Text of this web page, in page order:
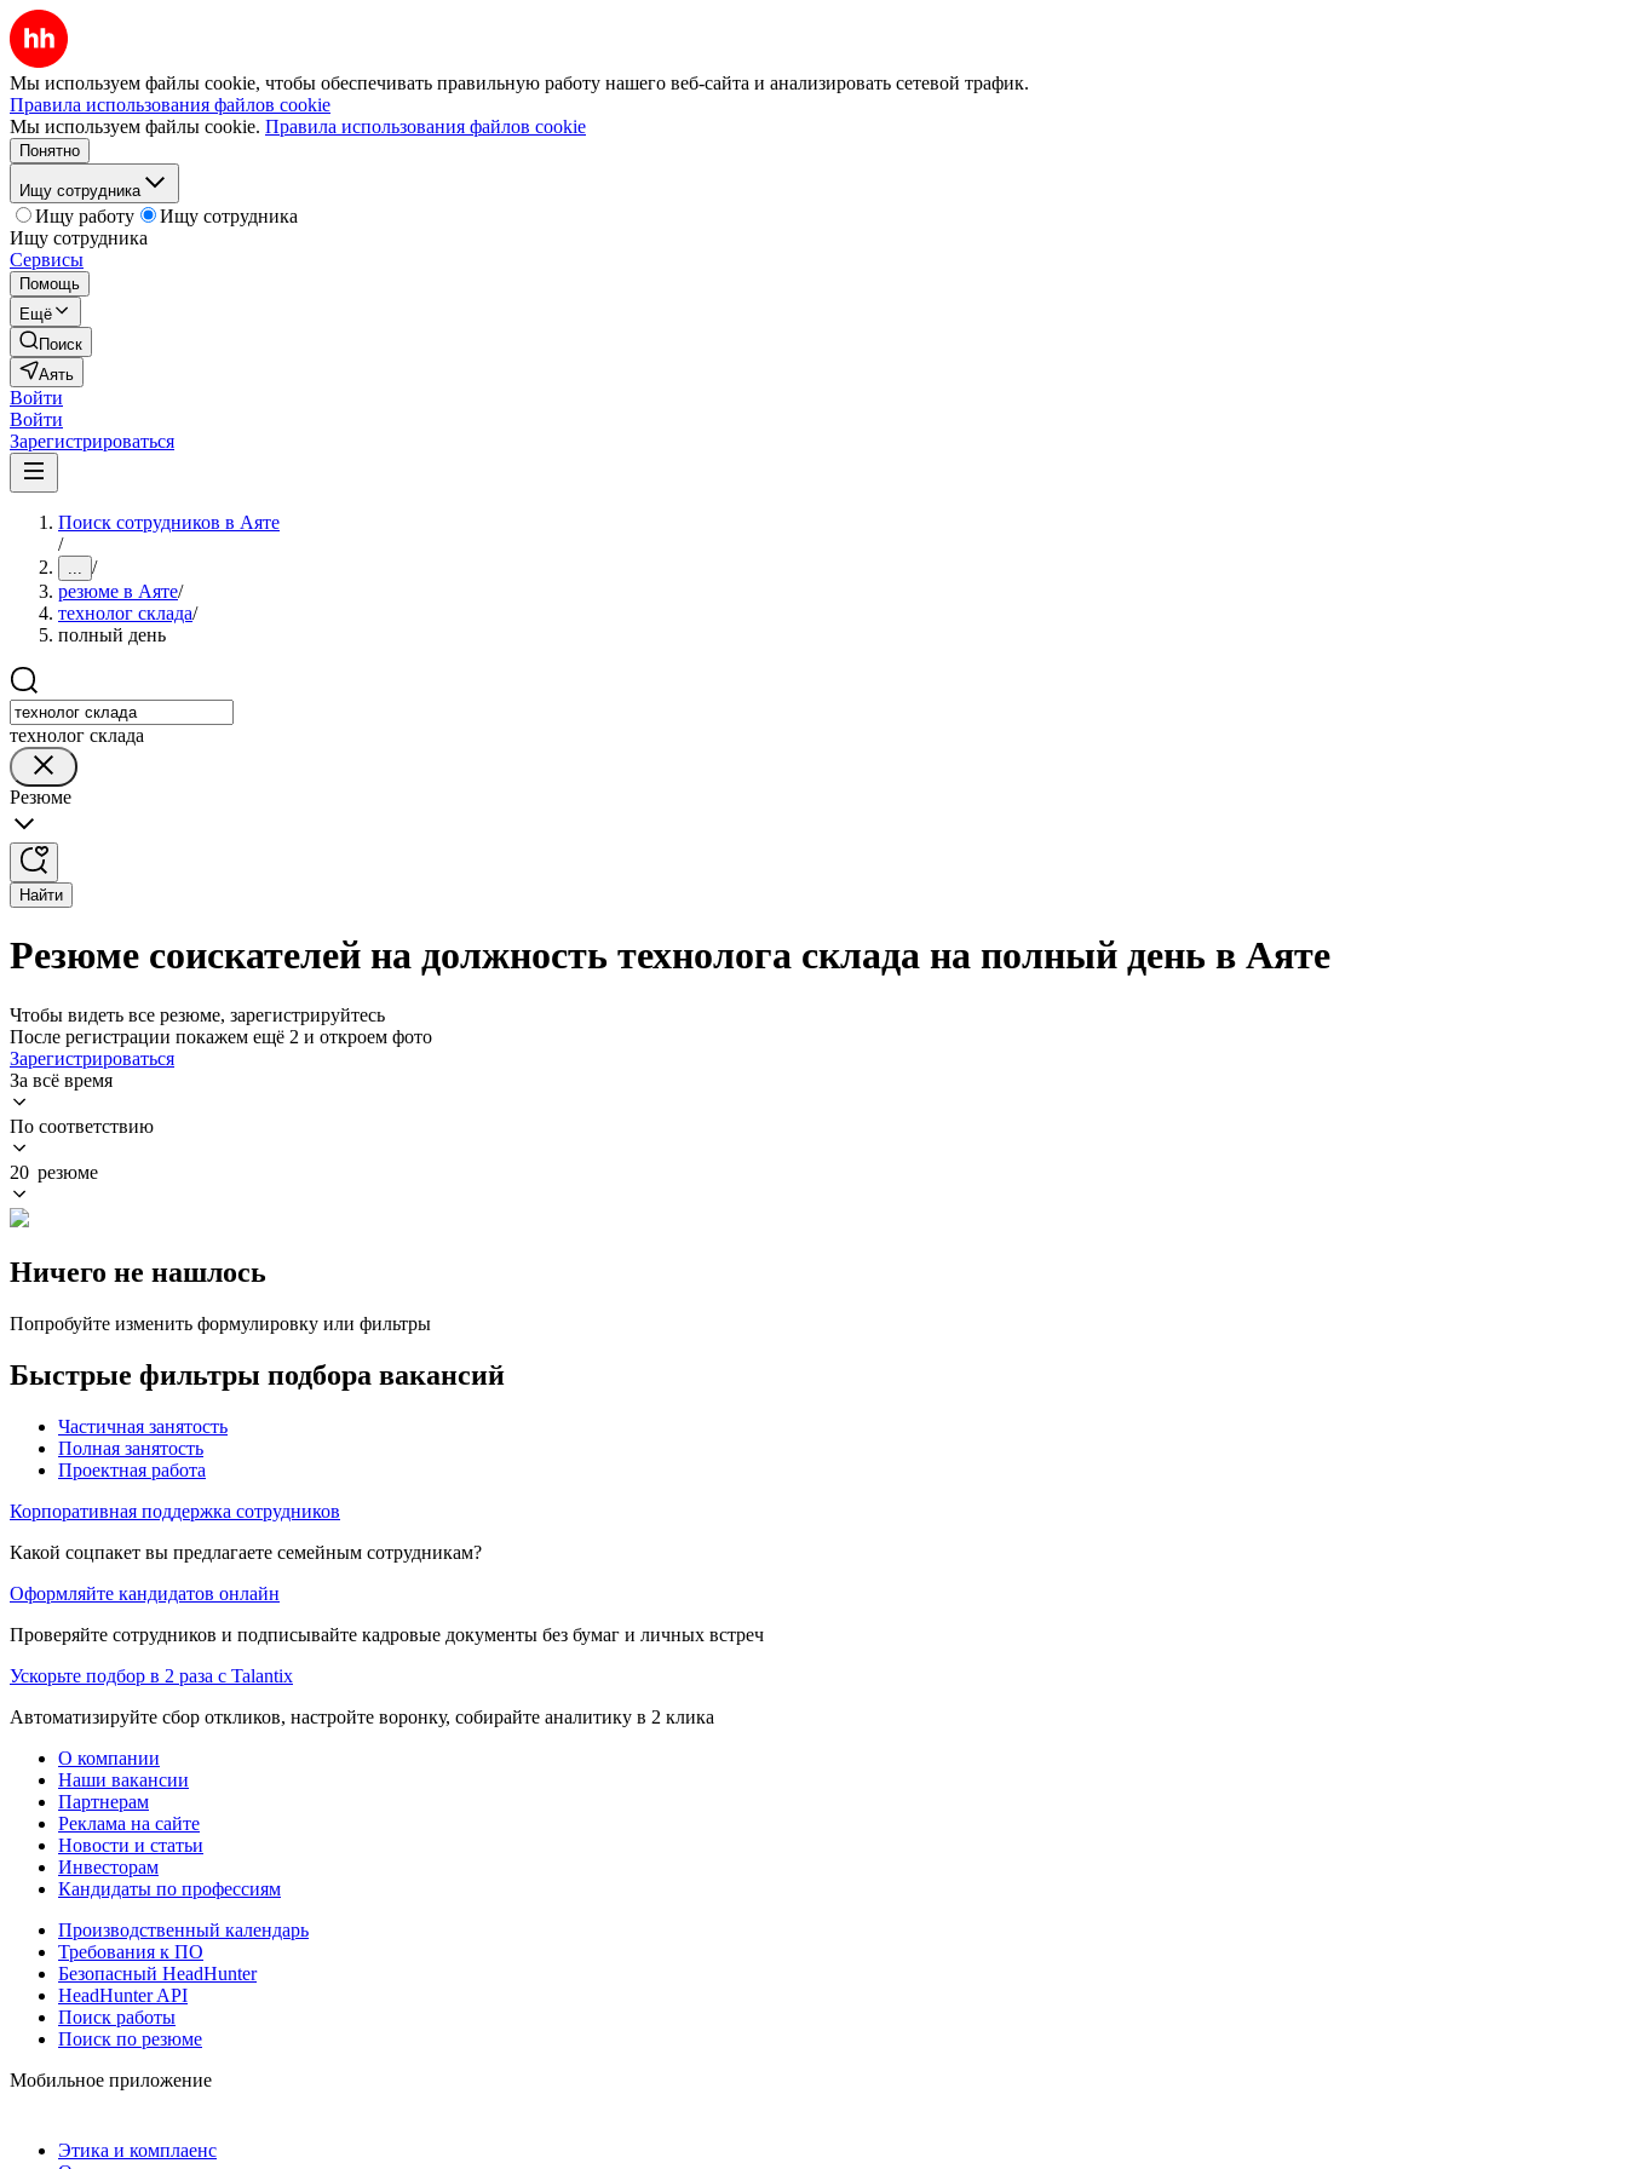
Мы используем файлы cookie, чтобы обеспечивать правильную работу нашего веб-сайта и анализировать сетевой трафик.
Правила использования файлов cookie
Мы используем файлы cookie. Правила использования файлов cookie
Понятно
Ищу сотрудника
Ищу работу
Ищу сотрудника
Ищу сотрудника
Сервисы
Помощь
Ещё
Поиск
Аять
Войти
Войти
Зарегистрироваться
Поиск сотрудников в Аяте
/
... /
резюме в Аяте/
технолог склада/
полный день
технолог склада
Резюме
Найти
Резюме соискателей на должность технолога склада на полный день в Аяте
Чтобы видеть все резюме, зарегистрируйтесь
После регистрации покажем ещё 2 и откроем фото
Зарегистрироваться
За всё время
По соответствию
20 резюме
Ничего не нашлось
Попробуйте изменить формулировку или фильтры
Быстрые фильтры подбора вакансий
Частичная занятость
Полная занятость
Проектная работа
Корпоративная поддержка сотрудников
Какой соцпакет вы предлагаете семейным сотрудникам?
Оформляйте кандидатов онлайн
Проверяйте сотрудников и подписывайте кадровые документы без бумаг и личных встреч
Ускорьте подбор в 2 раза с Talantix
Автоматизируйте сбор откликов, настройте воронку, собирайте аналитику в 2 клика
О компании
Наши вакансии
Партнерам
Реклама на сайте
Новости и статьи
Инвесторам
Кандидаты по профессиям
Производственный календарь
Требования к ПО
Безопасный HeadHunter
HeadHunter API
Поиск работы
Поиск по резюме
Мобильное приложение
Этика и комплаенс